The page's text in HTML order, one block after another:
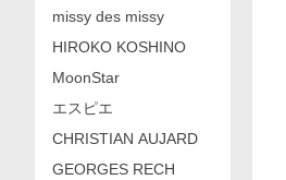
missy des missy
HIROKO KOSHINO
MoonStar
エスピエ
CHRISTIAN AUJARD
GEORGES RECH